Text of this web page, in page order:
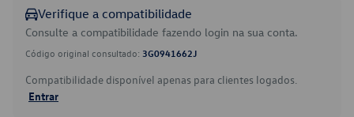
Verifique a compatibilidade
Consulte a compatibilidade fazendo login na sua conta.
Código original consultado: 3G0941662J
Compatibilidade disponível apenas para clientes logados.
Entrar